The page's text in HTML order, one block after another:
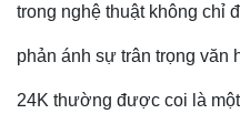
trong nghệ thuật không chỉ
phản ánh sự trân trọng văn
24K thường được coi là